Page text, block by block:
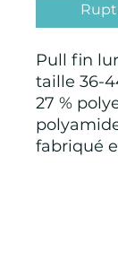
Pull fin
taille 36-
27 %
fabriqué